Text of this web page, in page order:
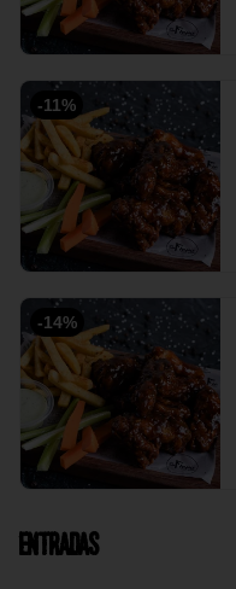
-11%
-14%
Entradas